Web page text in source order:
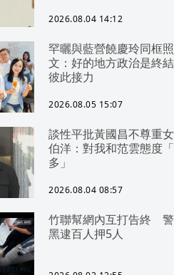
2026.08.04 14:12
罕曬與藍營饒慶玲同框
文：好的地方政治是終結
彼此接力
2026.08.05 15:07
談性平批黃國昌不尊重
伯洋：對我和范雲態度
多」
2026.08.04 08:57
竹聯幫網內互打告終
黑逮百人押5人